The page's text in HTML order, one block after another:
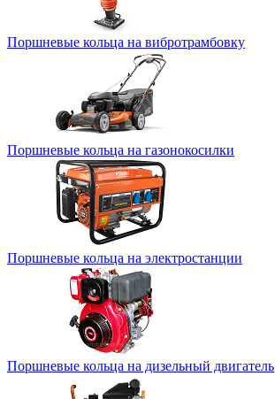
Поршневые кольца на вибротрамбовку
Поршневые кольца на газонокосилки
Поршневые кольца на электростанции
Поршневые кольца на дизельный двигатель